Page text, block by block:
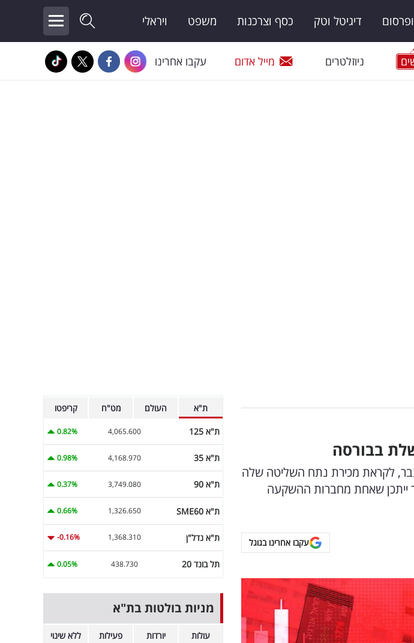
דיגיטל וטק כסף וצרכנות משפט ויראלי
ניוזלטרים מייל אדום עקבו אחרינו
לקראת מכירת נתח השליטה שלה
תוצאות כואבות. איך ייתכן שאחת מחברות ההשקעה
עקבו אחרינו בגוגל
ת"א העולם מט"ח קריפטו
ת"א 125 4,065.600
0.82%
ת"א 35 4,168.970
0.98%
ת"א 90 3,749.080
0.37%
ת"א SME60 1,326.650
0.66%
ת"א נדל"ן 1,368.310
-0.16%
תל בונד 20 438.730
0.05%
מניות בולטות בת"א
עולות יורדות פעילות ללא שינוי